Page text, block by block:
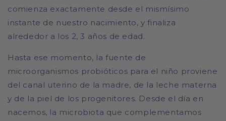
comienza exactamente desde el mismísimo
instante de nuestro nacimiento, y finaliza
alrededor a los 2, 3 años de edad.
Hasta ese momento, la fuente de
microorganismos probióticos para el niño proviene
del canal uterino de la madre, de la leche materna
y de la piel de los progenitores. Desde el día en
nacemos, la microbiota que complementamos